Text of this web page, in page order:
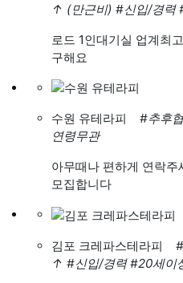
↑ (만근비) #신입/경력
로드 1인대기실 업계최
구해요
수원 유테라피 #추후
연령무관
아무때나 편하게 연락주
모집합니다
김포 크레파스테라피
↑ #신입/경력 #20세이